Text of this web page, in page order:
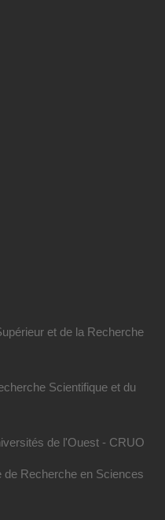
et de la Recherche
Scientifique et du
de l'Ouest - CRUO
de Recherche en Sciences